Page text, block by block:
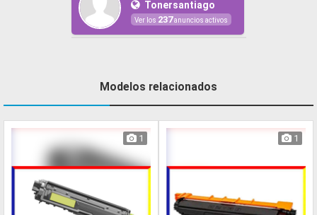
Tonersantiago
Ver los 237anuncios activos
Modelos relacionados
1 1